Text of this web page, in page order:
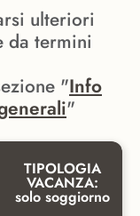
ulteriori
da termini
"Info
"
TIPOLOGIA
VACANZA:
solo soggiorno